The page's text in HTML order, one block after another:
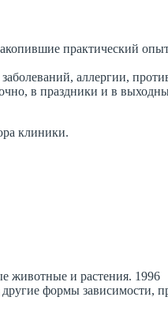
практический
аллергии,
в праздники и в
клиники.
животные и растения. 1996
формы зависимости,